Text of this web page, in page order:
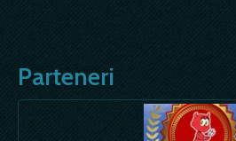
Parteneri